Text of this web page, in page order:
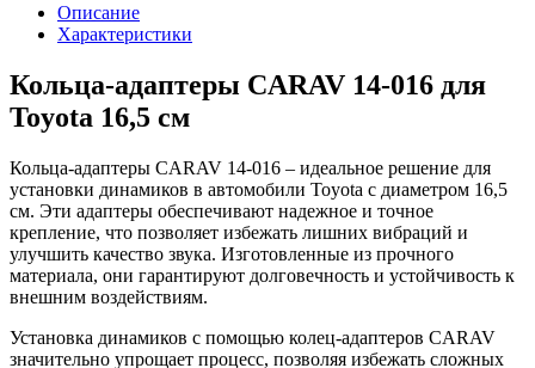
Описание
Характеристики
Кольца-адаптеры CARAV 14-016 для
Toyota 16,5 см
Кольца-адаптеры CARAV 14-016 – идеальное решение для
установки динамиков в автомобили Toyota с диаметром 16,5
см. Эти адаптеры обеспечивают надежное и точное
крепление, что позволяет избежать лишних вибраций и
улучшить качество звука. Изготовленные из прочного
материала, они гарантируют долговечность и устойчивость к
внешним воздействиям.
Установка динамиков с помощью колец-адаптеров CARAV
значительно упрощает процесс, позволяя избежать сложных